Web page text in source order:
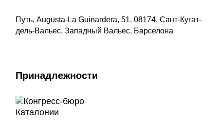
Путь, Augusta-La Guinardera, 51, 08174, Сант-Кугат-
дель-Вальес, Западный Вальес, Барселона
Принадлежности